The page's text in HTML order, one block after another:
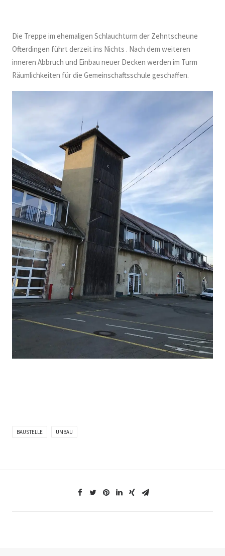
Die Treppe im ehemaligen Schlauchturm der Zehntscheune
Ofterdingen führt derzeit ins Nichts . Nach dem weiteren
inneren Abbruch und Einbau neuer Decken werden im Turm
Räumlichkeiten für die Gemeinschaftsschule geschaffen.
BAUSTELLE UMBAU